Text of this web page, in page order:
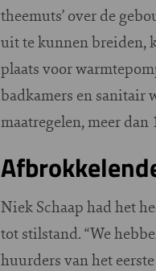
theemuts’ over de
uit te kunnen breiden,
plaats voor
badkamers en sanitair
maatregelen, meer
Niek Schaap had het
tot stilstand. “We
huurders van het